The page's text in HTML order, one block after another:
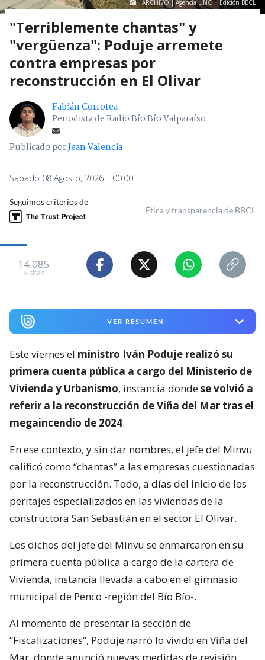
ARCHIVO | Agencia UNO | Edición BBCL
"Terriblemente chantas" y
"vergüenza": Poduje arremete
contra empresas por
reconstrucción en El Olivar
Fabián Corrotea
Periodista de Radio Bío Bío Valparaíso
Publicado porJean Valencia
Sábado 08 Agosto, 2026 | 00:00
Seguimos criterios de
Ética y transparencia de BBCL
14.085
visitas
VER RESUMEN
Este viernes el ministro Iván Poduje realizó su
primera cuenta pública a cargo del Ministerio de
Vivienda y Urbanismo, instancia dondese volvió a
referir a la reconstrucción de Viña del Mar tras el
megaincendio de 2024.
En ese contexto, y sin dar nombres, el jefe del Minvu
calificó como “chantas” a las empresas cuestionadas
por la reconstrucción. Todo, a días del inicio de los
peritajes especializados en las viviendas de la
constructora San Sebastián en el sector El Olivar.
Los dichos del jefe del Minvu se enmarcaron en su
primera cuenta pública a cargo de la cartera de
Vivienda, instancia llevada a cabo en el gimnasio
municipal de Penco -región del Bío Bío-.
Al momento de presentar la sección de
“Fiscalizaciones”, Poduje narró lo vivido en Viña del